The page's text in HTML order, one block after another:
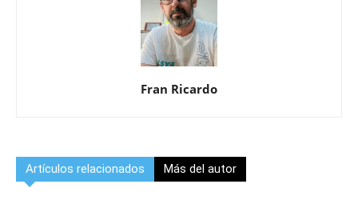
Fran Ricardo
Artículos relacionados Más del autor